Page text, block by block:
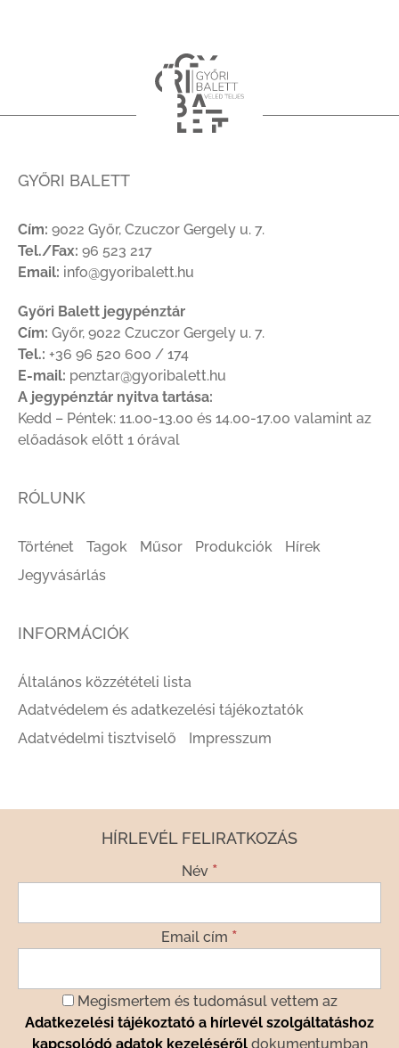
GYŐRI BALETT
Cím: 9022 Győr, Czuczor Gergely u. 7.
Tel./Fax: 96 523 217
Email: info@gyoribalett.hu
Győri Balett jegypénztár
Cím: Győr, 9022 Czuczor Gergely u. 7.
Tel.: +36 96 520 600 / 174
E-mail: penztar@gyoribalett.hu
A jegypénztár nyitva tartása:
Kedd – Péntek: 11.00-13.00 és 14.00-17.00 valamint az
előadások előtt 1 órával
RÓLUNK
Történet Tagok Műsor Produkciók
Hírek
Jegyvásárlás
INFORMÁCIÓK
Általános közzétételi lista
Adatvédelem és adatkezelési tájékoztatók
Adatvédelmi tisztviselő
Impresszum
HÍRLEVÉL FELIRATKOZÁS
Név *
Email cím *
Megismertem és tudomásul vettem az
Adatkezelési tájékoztató a hírlevél szolgáltatáshoz
kapcsolódó adatok kezelésérőldokumentumban